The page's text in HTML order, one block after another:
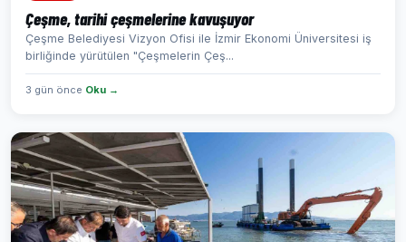
Çeşme, tarihi çeşmelerine kavuşuyor
Çeşme Belediyesi Vizyon Ofisi ile İzmir Ekonomi Üniversitesi iş
birliğinde yürütülen "Çeşmelerin Çeş...
3 gün önce Oku →